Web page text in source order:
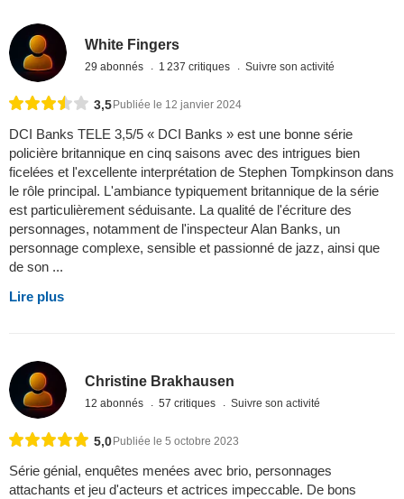
White Fingers
29 abonnés 1 237 critiques Suivre son activité
3,5Publiée le 12 janvier 2024
DCI Banks TELE 3,5/5 « DCI Banks » est une bonne série
policière britannique en cinq saisons avec des intrigues bien
ficelées et l'excellente interprétation de Stephen Tompkinson dans
le rôle principal. L'ambiance typiquement britannique de la série
est particulièrement séduisante. La qualité de l'écriture des
personnages, notamment de l'inspecteur Alan Banks, un
personnage complexe, sensible et passionné de jazz, ainsi que
de son ...
Lire plus
Christine Brakhausen
12 abonnés 57 critiques Suivre son activité
5,0 Publiée le 5 octobre 2023
Série génial, enquêtes menées avec brio, personnages
attachants et jeu d'acteurs et actrices impeccable. De bons